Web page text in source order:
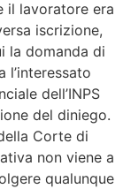
il lavoratore era
iscrizione,
la domanda di
l’interessato
dell’INPS
del diniego.
Corte di
non viene a
qualunque